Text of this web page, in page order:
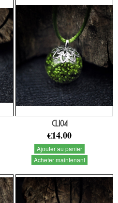
CL104
€14.00
Ajouter au panier
Acheter maintenant